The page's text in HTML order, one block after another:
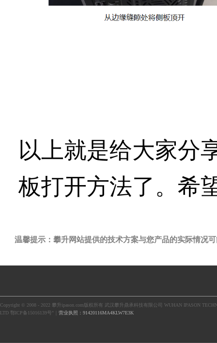
以上就是给大家分
板打开方法了。希
温馨提示：攀升网站提供的技术方案与您产品的实际情况
Copyright © 2008 - 2022 攀升ipason.com版权所有 武汉攀升鼎承科技有限公司 WUHAN IPASON
LTD 鄂ICP备15016139号"｜ 营业执照：91420116MA4KLW7E3K